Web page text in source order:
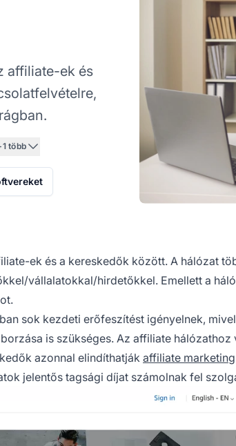
affiliate-ek és
több
ek és a kereskedők között. A hálózat
vállalatokkal/hirdetőkkel. Emellett a
sok kezdeti erőfeszítést igényelnek,
is szükséges. Az affiliate hálózathoz
azonnal elindíthatják affiliate marketing
jelentős tagsági díjat számolnak fel